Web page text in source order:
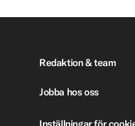
Redaktion & team
Jobba hos oss
Inställningar för